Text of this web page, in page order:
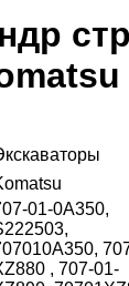
01-0A350,
, 707-01-